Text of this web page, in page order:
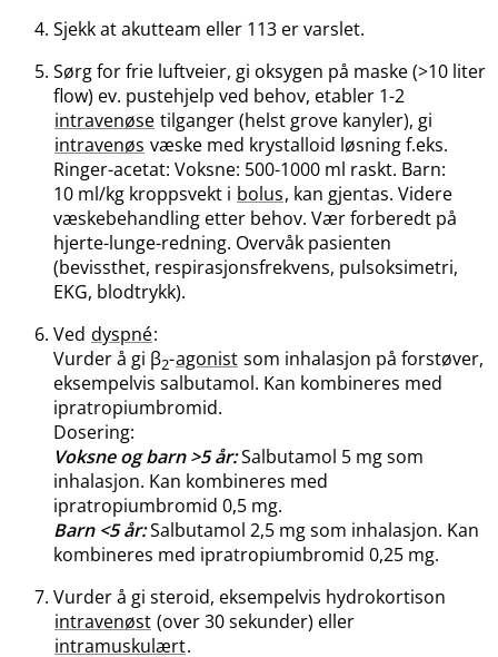
Sjekk at akutteam eller 113 er varslet.
Sørg for frie luftveier, gi oksygen på maske (>10 liter
flow) ev. pustehjelp ved behov, etabler 1-2
intravenøse tilganger (helst grove kanyler), gi
intravenøs væske med krystalloid løsning f.eks.
Ringer-acetat: Voksne: 500-1000 ml raskt. Barn:
10 ml/kg kroppsvekt i bolus, kan gjentas. Videre
væskebehandling etter behov. Vær forberedt på
hjerte-lunge-redning. Overvåk pasienten
(bevissthet, respirasjonsfrekvens, pulsoksimetri,
EKG, blodtrykk).
Ved dyspné:
Vurder å gi β2-agonist som inhalasjon på forstøver,
eksempelvis salbutamol. Kan kombineres med
ipratropiumbromid.
Dosering:
Voksne og barn >5 år:Salbutamol 5 mg som
inhalasjon. Kan kombineres med
ipratropiumbromid 0,5 mg.
Barn <5 år:Salbutamol 2,5 mg som inhalasjon. Kan
kombineres med ipratropiumbromid 0,25 mg.
Vurder å gi steroid, eksempelvis hydrokortison
intravenøst (over 30 sekunder) eller
intramuskulært.